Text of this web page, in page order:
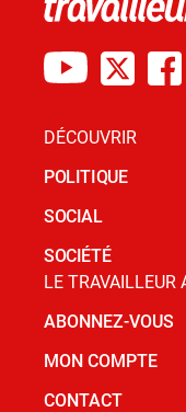
DÉCOUVRIR
POLITIQUE
SOCIAL
SOCIÉTÉ
LE TRAVAILLEUR
ABONNEZ-VOUS
MON COMPTE
CONTACT